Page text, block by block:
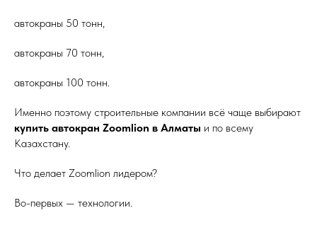
автокраны 50 тонн,
автокраны 70 тонн,
автокраны 100 тонн.
Именно поэтому строительные компании всё чаще выбирают
купить автокран Zoomlion в Алматы и по всему
Казахстану.
Что делает Zoomlion лидером?
Во-первых — технологии.